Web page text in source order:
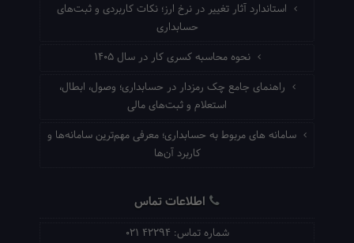
استاندارد آثار تغییر در نرخ ارز؛ نکات کاربردی و ثبت‌های
حسابداری
نحوه محاسبه کسری کار در سال ۱۴۰۵
راهنمای جامع چک رمزدار در حسابداری؛ وصول، ابطال،
استعلام و ثبت‌های مالی
سامانه های مربوط به حسابداری؛ معرفی مهم‌ترین سامانه‌ها و
کاربرد آن‌ها
اطلاعات تماس
شماره تماس: 021 42294